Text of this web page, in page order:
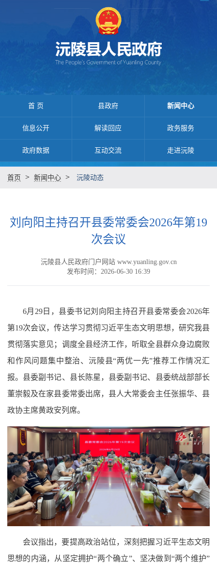
首 页 县政府 新闻中心
信息公开 解读回应 政务服务
政府数据 互动交流 走进沅陵
首页 > 新闻中心 > 沅陵动态
刘向阳主持召开县委常委会2026年第19
次会议
沅陵县人民政府门户网站 www.yuanling.gov.cn
发布时间：2026-06-30 16:39
6月29日，县委书记刘向阳主持召开县委常委会2026年
第19次会议，传达学习贯彻习近平生态文明思想，研究我县
贯彻落实意见；调度全县经济工作，听取全县群众身边腐败
和作风问题集中整治、沅陵县“两优一先”推荐工作情况汇
报。县委副书记、县长陈星，县委副书记、县委统战部部长
董崇毅及在家县委常委出席，县人大常委会主任张振华、县
政协主席黄政安列席。
会议指出，要提高政治站位，深刻把握习近平生态文明
思想的内涵，从坚定拥护“两个确立”、坚决做到“两个维护”